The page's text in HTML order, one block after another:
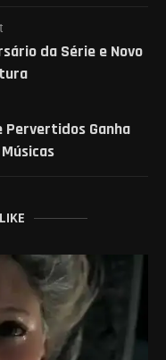
da Série e Novo
Pervertidos Ganha